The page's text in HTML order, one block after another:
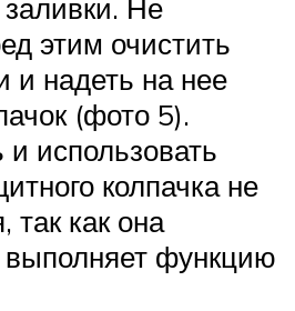
Не
этим очистить
и надеть на нее
(фото 5).
и использовать
колпачка не
так как она
функцию